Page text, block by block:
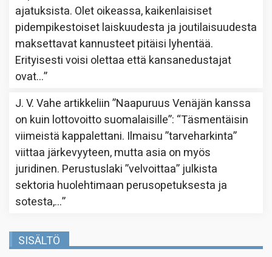
ajatuksista. Olet oikeassa, kaikenlaisiset
pidempikestoiset laiskuudesta ja joutilaisuudesta
maksettavat kannusteet pitäisi lyhentää.
Erityisesti voisi olettaa että kansanedustajat
ovat…”
J. V. Vahe artikkeliin”Naapuruus Venäjän kanssa
on kuin lottovoitto suomalaisille”: “Täsmentäisin
viimeistä kappalettani. Ilmaisu ”tarveharkinta”
viittaa järkevyyteen, mutta asia on myös
juridinen. Perustuslaki ”velvoittaa” julkista
sektoria huolehtimaan perusopetuksesta ja
sotesta,…”
SISÄLTÖ